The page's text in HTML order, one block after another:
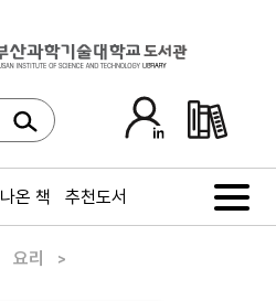
온 책 추천도서
요리